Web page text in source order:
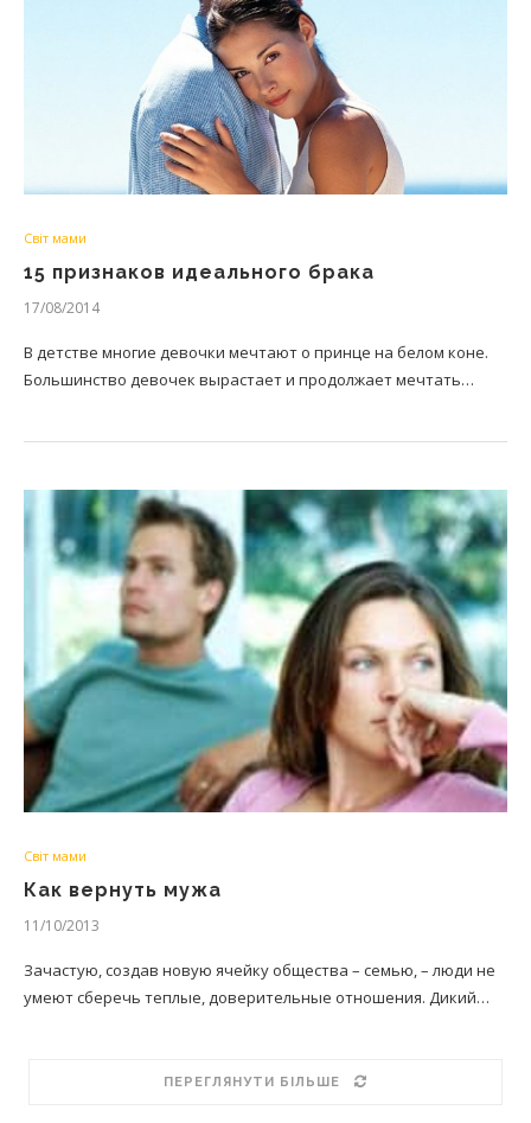
Світ мами
15 признаков идеального брака
17/08/2014
В детстве многие девочки мечтают о принце на белом коне.
Большинство девочек вырастает и продолжает мечтать…
Світ мами
Как вернуть мужа
11/10/2013
Зачастую, создав новую ячейку общества – семью, – люди не
умеют сберечь теплые, доверительные отношения. Дикий…
ПЕРЕГЛЯНУТИ БІЛЬШЕ